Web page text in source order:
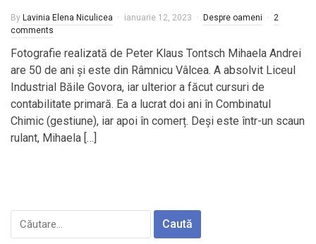
By Lavinia Elena Niculicea ianuarie 12, 2023 Despre oameni
2
comments
Fotografie realizată de Peter Klaus Tontsch Mihaela Andrei
are 50 de ani și este din Râmnicu Vâlcea. A absolvit Liceul
Industrial Băile Govora, iar ulterior a făcut cursuri de
contabilitate primară. Ea a lucrat doi ani în Combinatul
Chimic (gestiune), iar apoi în comerț. Deși este într-un scaun
rulant, Mihaela […]
Caută
după: